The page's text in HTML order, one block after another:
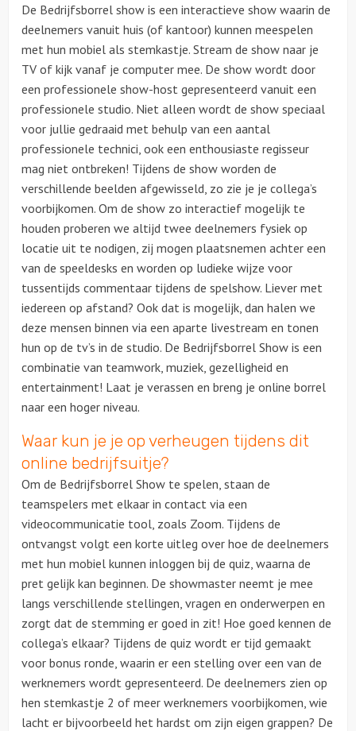
De Bedrijfsborrel show is een interactieve show waarin de
deelnemers vanuit huis (of kantoor) kunnen meespelen
met hun mobiel als stemkastje. Stream de show naar je
TV of kijk vanaf je computer mee. De show wordt door
een professionele show-host gepresenteerd vanuit een
professionele studio. Niet alleen wordt de show speciaal
voor jullie gedraaid met behulp van een aantal
professionele technici, ook een enthousiaste regisseur
mag niet ontbreken! Tijdens de show worden de
verschillende beelden afgewisseld, zo zie je je collega’s
voorbijkomen. Om de show zo interactief mogelijk te
houden proberen we altijd twee deelnemers fysiek op
locatie uit te nodigen, zij mogen plaatsnemen achter een
van de speeldesks en worden op ludieke wijze voor
tussentijds commentaar tijdens de spelshow. Liever met
iedereen op afstand? Ook dat is mogelijk, dan halen we
deze mensen binnen via een aparte livestream en tonen
hun op de tv’s in de studio. De Bedrijfsborrel Show is een
combinatie van teamwork, muziek, gezelligheid en
entertainment! Laat je verassen en breng je online borrel
naar een hoger niveau.
Waar kun je je op verheugen tijdens dit
online bedrijfsuitje?
Om de Bedrijfsborrel Show te spelen, staan de
teamspelers met elkaar in contact via een
videocommunicatie tool, zoals Zoom. Tijdens de
ontvangst volgt een korte uitleg over hoe de deelnemers
met hun mobiel kunnen inloggen bij de quiz, waarna de
pret gelijk kan beginnen. De showmaster neemt je mee
langs verschillende stellingen, vragen en onderwerpen en
zorgt dat de stemming er goed in zit! Hoe goed kennen de
collega’s elkaar? Tijdens de quiz wordt er tijd gemaakt
voor bonus ronde, waarin er een stelling over een van de
werknemers wordt gepresenteerd. De deelnemers zien op
hen stemkastje 2 of meer werknemers voorbijkomen, wie
lacht er bijvoorbeeld het hardst om zijn eigen grappen? De